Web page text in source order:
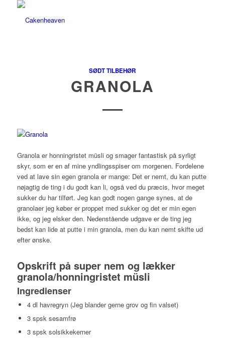
SØDT TILBEHØR
GRANOLA
Granola er honningristet müsli og smager fantastisk på syrligt
skyr, som er en af mine yndlingsspiser om morgenen. Fordelene
ved at lave sin egen granola er mange: Det er nemt, du kan putte
nøjagtig de ting i du godt kan li, også ved du præcis, hvor meget
sukker du har tilført. Jeg kan godt nogen gange synes, at de
granolaer jeg køber er proppet med sukker og det er min egen
ikke, og jeg elsker den. Nedenstående udgave er de ting jeg
bedst kan lide at putte i min granola, men du kan nemt skifte ud
efter ønske.
Opskrift på super nem og lækker
granola/honningristet müsli
Ingredienser
4 dl havregryn (Jeg blander gerne grov og fin valset)
3 spsk sesamfrø
3 spsk solsikkekerner